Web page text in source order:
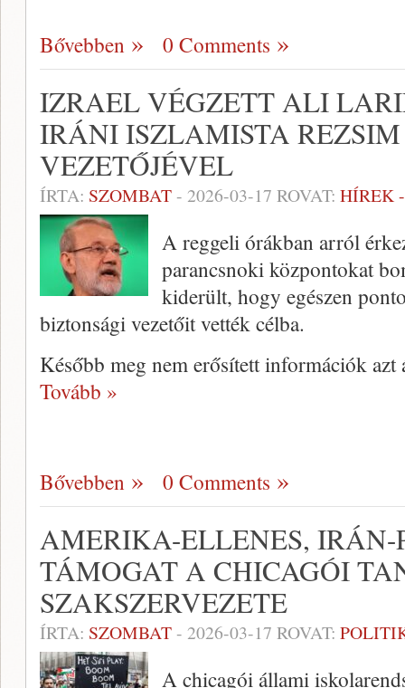
Bővebben 0 Comments
IZRAEL VÉGZETT ALI
IRÁNI ISZLAMISTA
VEZETŐJÉVEL
ÍRTA: SZOMBAT- 2026-03-17 ROVAT: HÍREK
A reggeli órákban arról
parancsnoki központokat
kiderült, hogy egészen
biztonsági vezetőit vették célba.
Később meg nem erősített információk
Tovább »
Bővebben 0 Comments
AMERIKA-ELLENES, IRÁN-
TÁMOGAT A CHICAGÓI
SZAKSZERVEZETE
ÍRTA: SZOMBAT- 2026-03-17 ROVAT:
A chicagói állami